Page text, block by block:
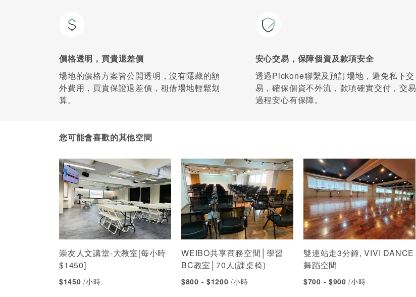
價格透明，買貴退差價
場地的價格方案皆公開透明，沒有隱藏的額
外費用，買貴保證退差價，租借場地輕鬆划
算。
安心交易，保障個資及款項安全
透過Pickone聯繫及預訂場地，避免私下交
易，確保個資不外流，款項確實交付，交易
過程安心有保障。
您可能會喜歡的其他空間
崇友人文講堂-大教室[每小時
$1450]
$1450/小時
WEIBO共享商務空間│學習
BC教室│70人(課桌椅)
$800 - $1200/小時
雙連站走3分鐘, VIVI DANCE
舞蹈空間
$700 - $900/小時